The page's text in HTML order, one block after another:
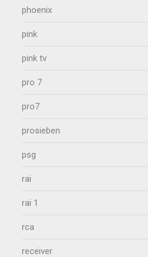
phoenix
pink
pink tv
pro 7
pro7
prosieben
psg
rai
rai 1
rca
receiver